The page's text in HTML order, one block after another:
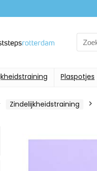
Search
for:
Plaspotjes
Zindelijkheidstraining